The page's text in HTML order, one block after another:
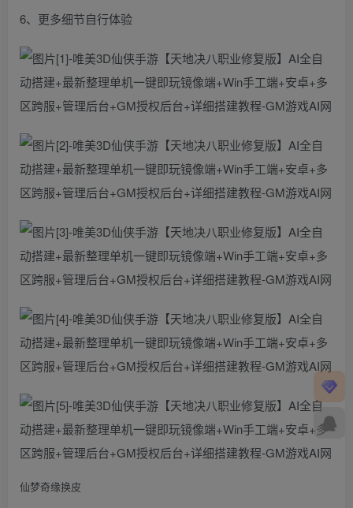
6、更多细节自行体验
仙梦奇缘换皮